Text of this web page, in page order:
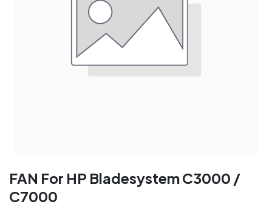
FAN For HP Bladesystem C3000 /
C7000